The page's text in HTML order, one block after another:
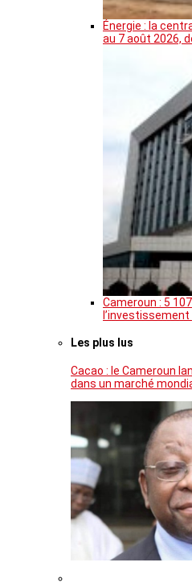
Énergie : la
au 7 août 2026,
Cameroun : 5
l’investissement
Les plus lus
Cacao : le Cameroun
dans un marché